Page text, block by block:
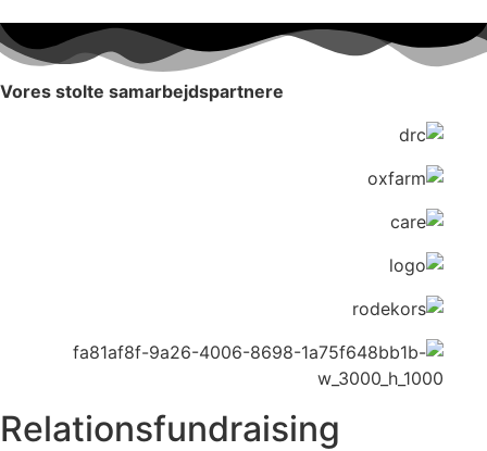
Vores stolte samarbejdspartnere
Relationsfundraising